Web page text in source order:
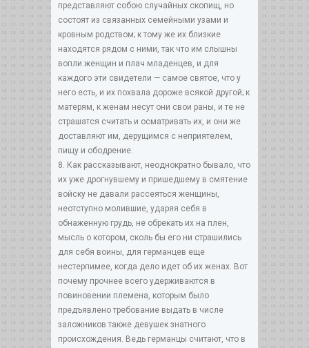
представляют собою случайных скопищ, но
состоят из связанных семейными узами и
кровным родством; к тому же их близкие
находятся рядом с ними, так что им слышны
вопли женщин и плач младенцев, и для
каждого эти свидетели — самое святое, что у
него есть, и их похвала дороже всякой другой; к
матерям, к женам несут они свои раны, и те не
страшатся считать и осматривать их, и они же
доставляют им, дерущимся с неприятелем,
пищу и ободрение.
8. Как рассказывают, неоднократно бывало, что
их уже дрогнувшему и пришедшему в смятение
войску не давали рассеяться женщины,
неотступно молившие, ударяя себя в
обнаженную грудь, не обрекать их на плен,
мысль о котором, сколь бы его ни страшились
для себя воины, для германцев еще
нестерпимее, когда дело идет об их женах. Вот
почему прочнее всего удерживаются в
повиновении племена, которым было
предъявлено требование выдать в числе
заложников также девушек знатного
происхождения. Ведь германцы считают, что в